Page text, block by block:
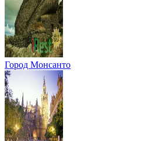
Город Монсанто